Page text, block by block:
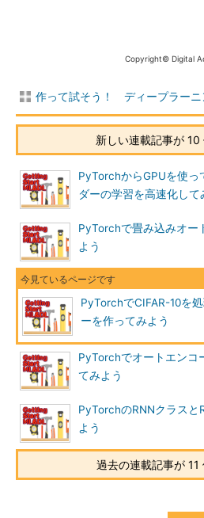
Copyright© Digital
作って試そう！ ディープラーニ
新しい連載記事が 10
PyTorchからGPUを使っ
ダーの学習を高速化して
PyTorchで畳み込みオー
よう
PyTorchでCIFAR-10を
ーを作ってみよう
PyTorchでオートエンコ
てみよう
PyTorchのRNNクラスと
よう
過去の連載記事が 11